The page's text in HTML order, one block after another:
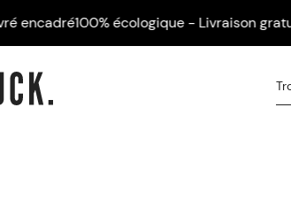
100% écologique - Livraison gratuite